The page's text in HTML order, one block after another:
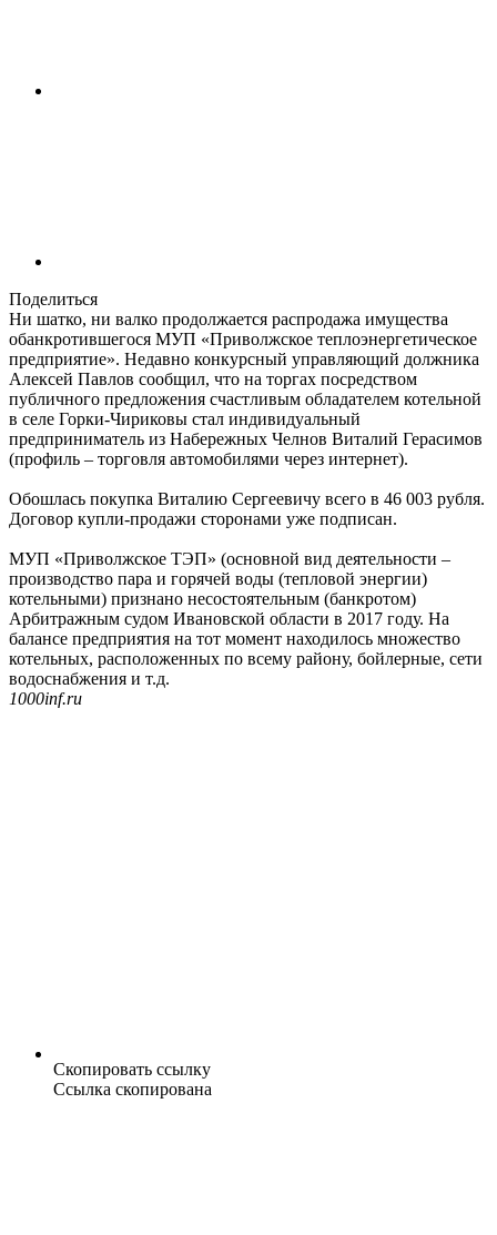
Поделиться
Ни шатко, ни валко продолжается распродажа имущества
обанкротившегося МУП «Приволжское теплоэнергетическое
предприятие». Недавно конкурсный управляющий должника
Алексей Павлов сообщил, что на торгах посредством
публичного предложения счастливым обладателем котельной
в селе Горки-Чириковы стал индивидуальный
предприниматель из Набережных Челнов Виталий Герасимов
(профиль – торговля автомобилями через интернет).
Обошлась покупка Виталию Сергеевичу всего в 46 003 рубля.
Договор купли-продажи сторонами уже подписан.
МУП «Приволжское ТЭП» (основной вид деятельности –
производство пара и горячей воды (тепловой энергии)
котельными) признано несостоятельным (банкротом)
Арбитражным судом Ивановской области в 2017 году. На
балансе предприятия на тот момент находилось множество
котельных, расположенных по всему району, бойлерные, сети
водоснабжения и т.д.
1000inf.ru
Скопировать ссылку
Ссылка скопирована